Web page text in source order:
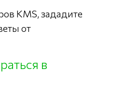
KMS, зададите
от
в